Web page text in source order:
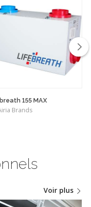
155 MAX
Brands
Voir plus